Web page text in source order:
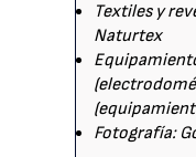
Textiles y
Naturtex
Fotografía: